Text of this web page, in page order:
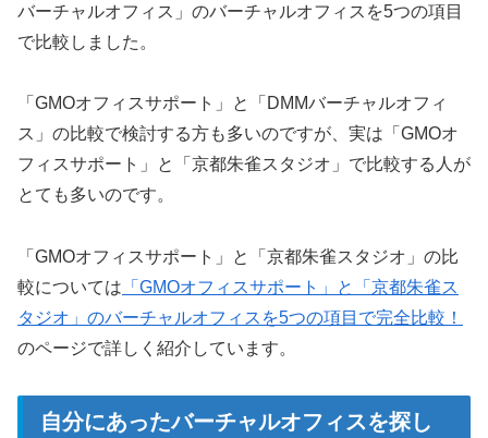
バーチャルオフィス」のバーチャルオフィスを5つの項目
で比較しました。
「GMOオフィスサポート」と「DMMバーチャルオフィ
ス」の比較で検討する方も多いのですが、実は「GMOオ
フィスサポート」と「京都朱雀スタジオ」で比較する人が
とても多いのです。
「GMOオフィスサポート」と「京都朱雀スタジオ」の比
較については 「GMOオフィスサポート」と「京都朱雀ス
タジオ」のバーチャルオフィスを5つの項目で完全比較！
のページで詳しく紹介しています。
自分にあったバーチャルオフィスを探し